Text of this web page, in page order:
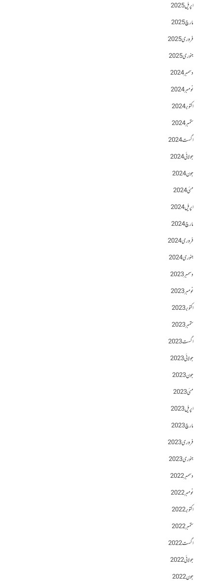
اپریل 2025
مارچ 2025
فروری 2025
جنوری 2025
دسمبر 2024
نومبر 2024
اکتوبر 2024
ستمبر 2024
اگست 2024
جولائی 2024
جون 2024
مئی 2024
اپریل 2024
مارچ 2024
فروری 2024
جنوری 2024
دسمبر 2023
نومبر 2023
اکتوبر 2023
ستمبر 2023
اگست 2023
جولائی 2023
جون 2023
مئی 2023
اپریل 2023
مارچ 2023
فروری 2023
جنوری 2023
دسمبر 2022
نومبر 2022
اکتوبر 2022
ستمبر 2022
اگست 2022
جولائی 2022
جون 2022